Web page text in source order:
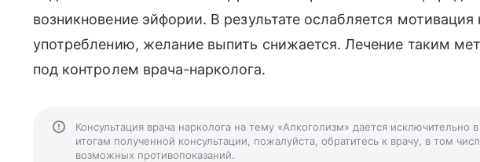
возникновение эйфории. В результате ослабляется
употреблению, желание выпить снижается. Лечение таким
под контролем врача-нарколога.
Консультация врача нарколога на тему «Алкоголизм» дается исключительно
итогам полученной консультации, пожалуйста, обратитесь к врачу, в том
возможных противопоказаний.